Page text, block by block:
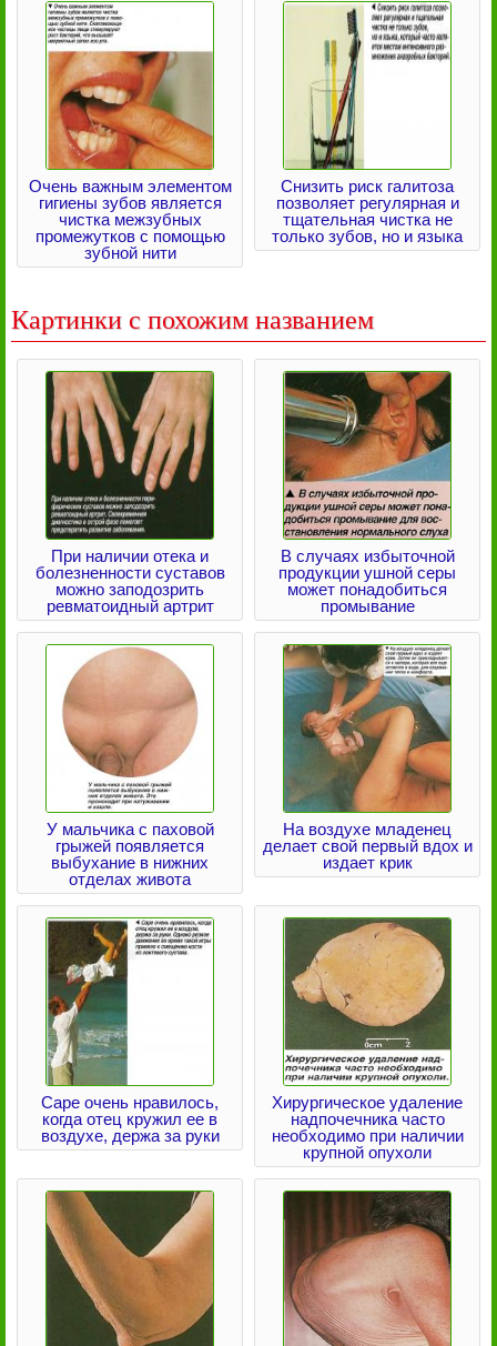
Очень важным элементом
гигиены зубов является
чистка межзубных
промежутков с помощью
зубной нити
Снизить риск галитоза
позволяет регулярная и
тщательная чистка не
только зубов, но и языка
Картинки с похожим названием
При наличии отека и
болезненности суставов
можно заподозрить
ревматоидный артрит
В случаях избыточной
продукции ушной серы
может понадобиться
промывание
У мальчика с паховой
грыжей появляется
выбухание в нижних
отделах живота
На воздухе младенец
делает свой первый вдох и
издает крик
Саре очень нравилось,
когда отец кружил ее в
воздухе, держа за руки
Хирургическое удаление
надпочечника часто
необходимо при наличии
крупной опухоли